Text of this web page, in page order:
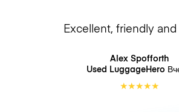
Excellent, friendly
Alex Spofforth
Used LuggageHero
★★★★★